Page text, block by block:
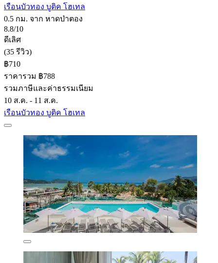
เรือนบัวทอง บูติค โฮเทล
0.5 กม. จาก หาดป่าตอง
8.8/10
ดีเลิศ
(35 รีวิว)
฿710
ราคารวม ฿788
รวมภาษีและค่าธรรมเนียม
10 ส.ค. - 11 ส.ค.
เรือนบัวทอง บูติค โฮเทล